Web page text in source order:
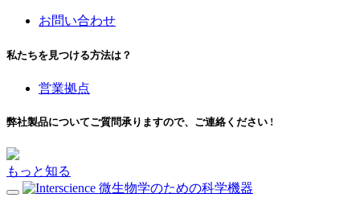
お問い合わせ
私たちを見つける方法は？
営業拠点
弊社製品についてご質問承りますので、ご連絡ください !
もっと知る
微生物学のための科学機器